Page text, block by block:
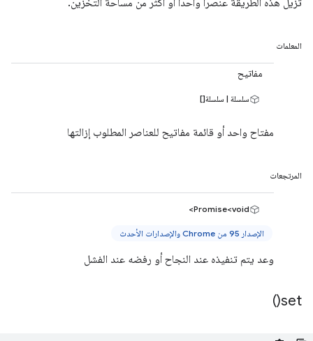
تزيل هذه الطريقة عنصرًا واحدًا أو أكثر من مساحة التخزين.
المعلمات
مفاتيح
سلسلة | سلسلة[]
مفتاح واحد أو قائمة مفاتيح للعناصر المطلوب إزالتها
المرتجعات
Promise<void>
الإصدار 95 من Chrome والإصدارات الأحدث
وعد يتم تنفيذه عند النجاح أو رفضه عند الفشل
set(
)